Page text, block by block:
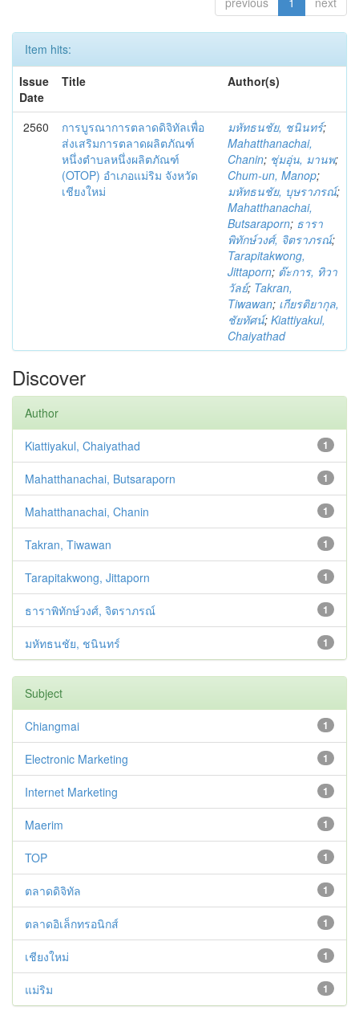
Item hits:
Issue
Date
Title Author(s)
2560
การบูรณาการตลาดดิจิทัลเพื่อ
ส่งเสริมการตลาดผลิตภัณฑ์
หนึ่งตำบลหนึ่งผลิตภัณฑ์
(OTOP) อำเภอแม่ริม จังหวัด
เชียงใหม่
มหัทธนชัย, ชนินทร์;
Mahatthanachai,
Chanin; ชุ่มอุ่น, มานพ;
Chum-un, Manop;
มหัทธนชัย, บุษราภรณ์;
Mahatthanachai,
Butsaraporn; ธารา
พิทักษ์วงศ์, จิตราภรณ์;
Tarapitakwong,
Jittaporn; ต๊ะการ, ทิวา
วัลย์; Takran,
Tiwawan; เกียรติยากุล,
ชัยทัศน์; Kiattiyakul,
Chaiyathad
Discover
Author
1
Kiattiyakul, Chaiyathad
1
Mahatthanachai, Butsaraporn
1
Mahatthanachai, Chanin
1
Takran, Tiwawan
1
Tarapitakwong, Jittaporn
1
ธาราพิทักษ์วงศ์, จิตราภรณ์
1
มหัทธนชัย, ชนินทร์
Subject
1
Chiangmai
1
Electronic Marketing
1
Internet Marketing
1
Maerim
1
TOP
1
ตลาดดิจิทัล
1
ตลาดอิเล็กทรอนิกส์
1
เชียงใหม่
1
แม่ริม